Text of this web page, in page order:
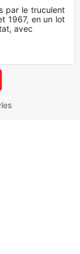
par le truculent
1967, en un lot
avec